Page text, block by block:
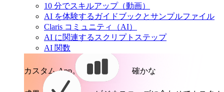
10 分でスキルアップ（動画）
AI を体験するガイドブックとサンプルファイル
Claris コミュニティ（AI）
AI に関連するスクリプトステップ
AI 関数
カスタム App。 確かな